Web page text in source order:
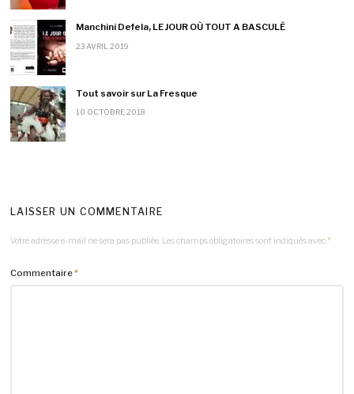
Manchini Defela, LE JOUR OÙ TOUT A BASCULÉ
23 AVRIL 2019
Tout savoir sur La Fresque
10 OCTOBRE 2018
LAISSER UN COMMENTAIRE
Votre adresse e-mail ne sera pas publiée. Les champs obligatoires sont indiqués avec *
Commentaire*